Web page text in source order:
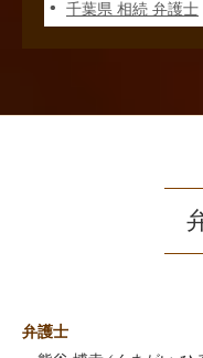
千葉県 相続 弁護士
弁護士